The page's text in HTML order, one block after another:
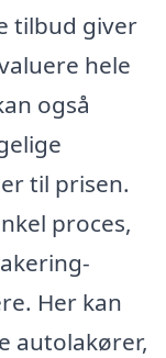
tilbud giver
hele
også
til prisen.
proces,
Her kan
autolakører,